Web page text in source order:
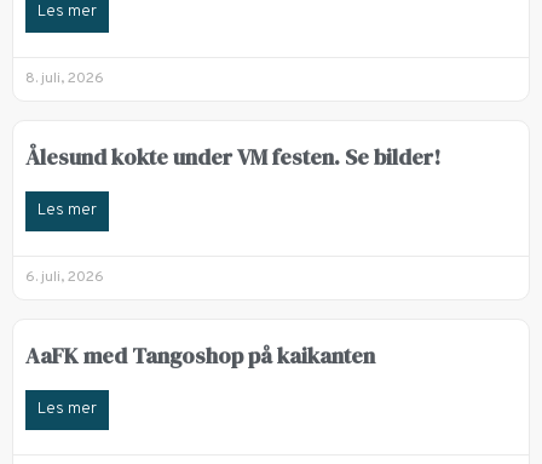
Les mer
8. juli, 2026
Ålesund kokte under VM festen. Se bilder!
Les mer
6. juli, 2026
AaFK med Tangoshop på kaikanten
Les mer